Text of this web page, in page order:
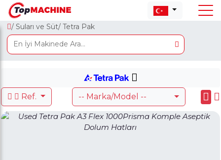
/ Suları ve Süt/ Tetra Pak
Ref. -- Marka/Model --